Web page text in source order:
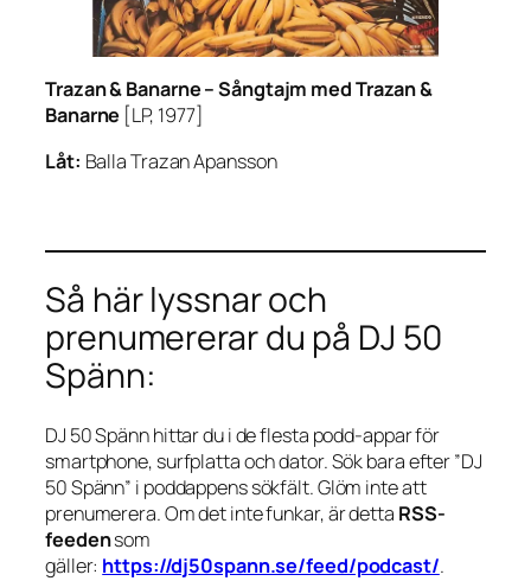
Trazan & Banarne –Sångtajm med Trazan &
Banarne [LP, 1977]
Låt: Balla Trazan Apansson
Så här lyssnar och
prenumererar du på DJ 50
Spänn:
DJ 50 Spänn hittar du i de flesta podd-appar för
smartphone, surfplatta och dator. Sök bara efter ”DJ
50 Spänn” i poddappens sökfält. Glöm inte att
prenumerera. Om det inte funkar, är detta RSS-
feedensom
gäller: https://dj50spann.se/feed/podcast/.